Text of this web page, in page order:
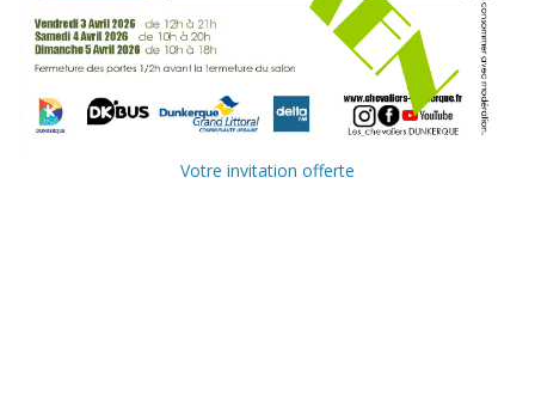
Votre invitation offerte